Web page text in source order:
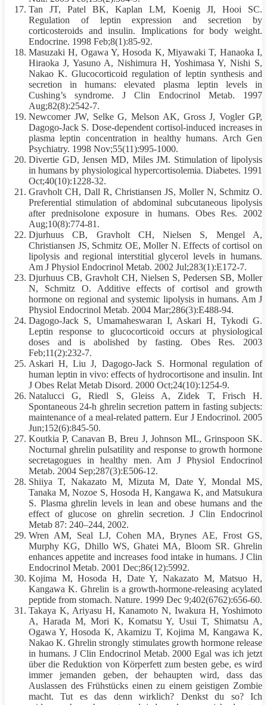
Tan JT, Patel BK, Kaplan LM, Koenig JI, Hooi SC.
Regulation of leptin expression and secretion by
corticosteroids and insulin. Implications for body weight.
Endocrine. 1998 Feb;8(1):85-92.
Masuzaki H, Ogawa Y, Hosoda K, Miyawaki T, Hanaoka I,
Hiraoka J, Yasuno A, Nishimura H, Yoshimasa Y, Nishi S,
Nakao K. Glucocorticoid regulation of leptin synthesis and
secretion in humans: elevated plasma leptin levels in
Cushing’s syndrome. J Clin Endocrinol Metab. 1997
Aug;82(8):2542-7.
Newcomer JW, Selke G, Melson AK, Gross J, Vogler GP,
Dagogo-Jack S. Dose-dependent cortisol-induced increases in
plasma leptin concentration in healthy humans. Arch Gen
Psychiatry. 1998 Nov;55(11):995-1000.
Divertie GD, Jensen MD, Miles JM. Stimulation of lipolysis
in humans by physiological hypercortisolemia. Diabetes. 1991
Oct;40(10):1228-32.
Gravholt CH, Dall R, Christiansen JS, Moller N, Schmitz O.
Preferential stimulation of abdominal subcutaneous lipolysis
after prednisolone exposure in humans. Obes Res. 2002
Aug;10(8):774-81.
Djurhuus CB, Gravholt CH, Nielsen S, Mengel A,
Christiansen JS, Schmitz OE, Moller N. Effects of cortisol on
lipolysis and regional interstitial glycerol levels in humans.
Am J Physiol Endocrinol Metab. 2002 Jul;283(1):E172-7.
Djurhuus CB, Gravholt CH, Nielsen S, Pedersen SB, Moller
N, Schmitz O. Additive effects of cortisol and growth
hormone on regional and systemic lipolysis in humans. Am J
Physiol Endocrinol Metab. 2004 Mar;286(3):E488-94.
Dagogo-Jack S, Umamaheswaran I, Askari H, Tykodi G.
Leptin response to glucocorticoid occurs at physiological
doses and is abolished byfasting. Obes Res. 2003
Feb;11(2):232-7.
Askari H, Liu J, Dagogo-Jack S. Hormonal regulation of
human leptin in vivo: effects of hydrocortisone and insulin. Int
J Obes Relat Metab Disord. 2000 Oct;24(10):1254-9.
Natalucci G, Riedl S, Gleiss A, Zidek T, Frisch H.
Spontaneous 24-h ghrelin secretion pattern in fastingsubjects:
maintenance of a meal-related pattern. Eur J Endocrinol. 2005
Jun;152(6):845-50.
Koutkia P, Canavan B, Breu J, Johnson ML, Grinspoon SK.
Nocturnal ghrelin pulsatility and response to growth hormone
secretagogues in healthy men. Am J Physiol Endocrinol
Metab. 2004 Sep;287(3):E506-12.
Shiiya T, Nakazato M, Mizuta M, Date Y, Mondal MS,
Tanaka M, Nozoe S, Hosoda H, Kangawa K, and Matsukura
S. Plasma ghrelin levels in lean and obese humans and the
effect of glucose on ghrelin secretion. J Clin Endocrinol
Metab 87: 240–244, 2002.
Wren AM, Seal LJ, Cohen MA, Brynes AE, Frost GS,
Murphy KG, Dhillo WS, Ghatei MA, Bloom SR. Ghrelin
enhances appetite and increases food intake in humans. J Clin
Endocrinol Metab. 2001 Dec;86(12):5992.
Kojima M, Hosoda H, Date Y, Nakazato M, Matsuo H,
Kangawa K. Ghrelin is a growth-hormone-releasing acylated
peptide from stomach. Nature. 1999 Dec 9;402(6762):656-60.
Takaya K, Ariyasu H, Kanamoto N, Iwakura H, Yoshimoto
A, Harada M, Mori K, Komatsu Y, Usui T, Shimatsu A,
Ogawa Y, Hosoda K, Akamizu T, Kojima M, Kangawa K,
Nakao K. Ghrelin strongly stimulates growth hormone release
in humans. J Clin Endocrinol Metab. 2000 Egal was ich jetzt
über die Reduktion von Körperfettzum besten gebe, es wird
immer jemanden geben, der behaupten wird, dass das
Auslassen des Frühstücks einen zu einem geistigen Zombie
macht. Tut es das denn wirklich? Denkst du so? Ich